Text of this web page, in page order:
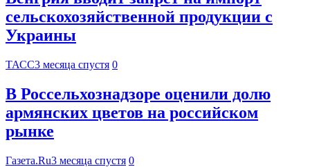
сельскохозяйственной продукции с
Украины
ТАСС3 месяца спустя 0
В Россельхознадзоре оценили долю
армянских цветов на российском
рынке
Газета.Ru3 месяца спустя 0